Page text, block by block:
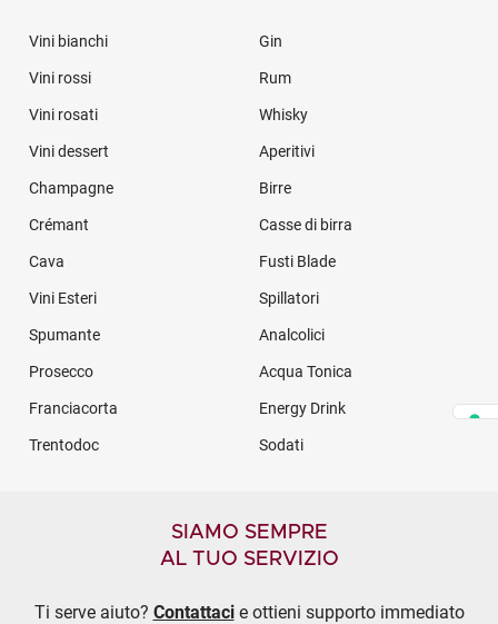
Vini bianchi Gin
Vini rossi Rum
Vini rosati Whisky
Vini dessert Aperitivi
Champagne Birre
Crémant Casse di birra
Cava Fusti Blade
Vini Esteri Spillatori
Spumante Analcolici
Prosecco Acqua Tonica
Franciacorta Energy Drink
Trentodoc Sodati
SIAMO SEMPRE
AL TUO SERVIZIO
Ti serve aiuto? Contattacie ottieni supporto immediato